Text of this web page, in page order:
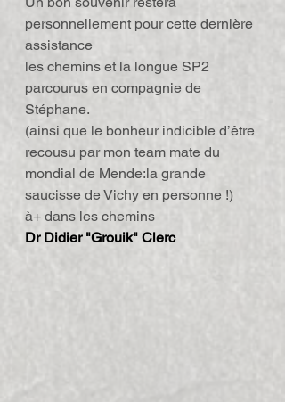
personnellement pour cette dernière
assistance
les chemins et la longue SP2
parcourus en compagnie de
Stéphane.
(ainsi que le bonheur indicible d’être
recousu par mon team mate du
mondial de Mende:la grande
saucisse de Vichy en personne !)
à+ dans les chemins
Dr Didier "Grouik" Clerc